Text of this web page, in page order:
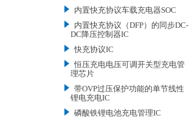
内置快充协议车载充电器SOC
内置快充协议（DFP）的同步DC-
DC降压控制器IC
快充协议IC
恒压充电电压可调开关型充电管
理芯片
带OVP过压保护功能的单节线性
锂电充电IC
磷酸铁锂电池充电管理IC